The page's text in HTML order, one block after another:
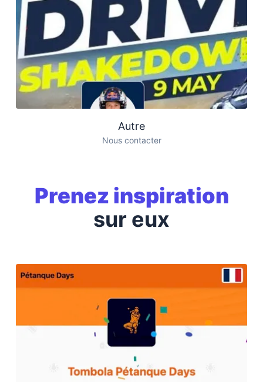
Autre
Nous contacter
Prenez inspiration
sur eux